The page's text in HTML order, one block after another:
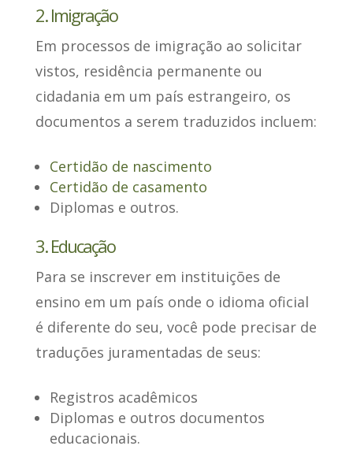
2. Imigração
Em processos de imigração ao solicitar
vistos, residência permanente ou
cidadania em um país estrangeiro, os
documentos a serem traduzidos incluem:
Certidão de nascimento
Certidão de casamento
Diplomas e outros.
3. Educação
Para se inscrever em instituições de
ensino em um país onde o idioma oficial
é diferente do seu, você pode precisar de
traduções juramentadas de seus:
Registros acadêmicos
Diplomas e outros documentos
educacionais.